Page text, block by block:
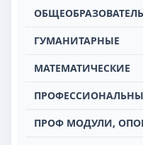
ГУМАНИТАРНЫЕ
МАТЕМАТИЧЕСКИЕ
ПРОФ МОДУЛИ,